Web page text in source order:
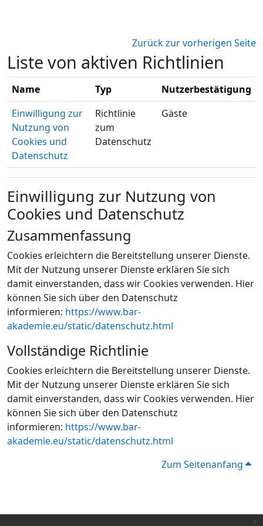
Zurück zur vorherigen Seite
Liste von aktiven Richtlinien
Name Typ
Nutzerbestätigung
Einwilligung zur
Nutzung von
Cookies und
Datenschutz
Richtlinie
zum
Datenschutz
Gäste
Einwilligung zur Nutzung von
Cookies und Datenschutz
Zusammenfassung
Cookies erleichtern die Bereitstellung unserer Dienste.
Mit der Nutzung unserer Dienste erklären Sie sich
damit einverstanden, dass wir Cookies verwenden. Hier
können Sie sich über den Datenschutz
informieren: https://www.bar-
akademie.eu/static/datenschutz.html
Vollständige Richtlinie
Cookies erleichtern die Bereitstellung unserer Dienste.
Mit der Nutzung unserer Dienste erklären Sie sich
damit einverstanden, dass wir Cookies verwenden. Hier
können Sie sich über den Datenschutz
informieren: https://www.bar-
akademie.eu/static/datenschutz.html
Zum Seitenanfang